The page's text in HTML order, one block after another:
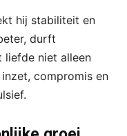
hij stabiliteit en
durft
liefde niet alleen
compromis en